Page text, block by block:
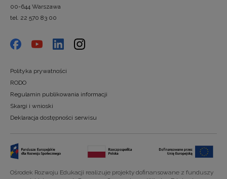
00-644 Warszawa
tel. 22 570 83 00
Polityka prywatności
RODO
Regulamin publikowania informacji
Skargi i wnioski
Deklaracja dostępności serwisu
Ośrodek Rozwoju Edukacji realizuje projekty dofinansowane z funduszy